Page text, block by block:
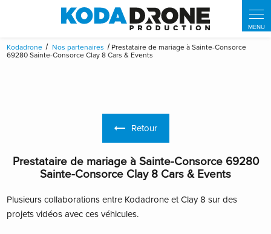
Kodadrone Nos partenaires Prestataire de mariage à Sainte-Consorce
69280 Sainte-Consorce Clay 8 Cars & Events
Retour
Prestataire de mariage à Sainte-Consorce 69280
Sainte-Consorce Clay 8 Cars & Events
Plusieurs collaborations entre Kodadrone et Clay 8 sur des
projets vidéos avec ces véhicules.
Panneau de gestion des cookies